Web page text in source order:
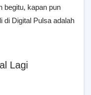
begitu, kapan pun
di Digital Pulsa adalah
Lagi